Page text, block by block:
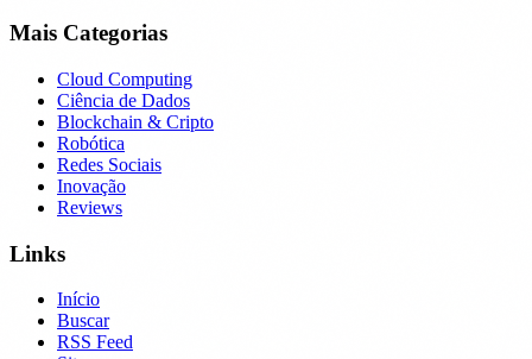
Mais Categorias
Cloud Computing
Ciência de Dados
Blockchain & Cripto
Robótica
Redes Sociais
Inovação
Reviews
Links
Início
Buscar
RSS Feed